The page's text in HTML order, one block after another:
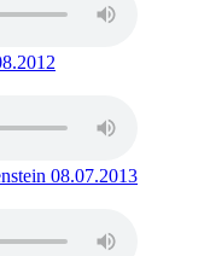
seit dem
Ausleihbar seit dem
08.07.2013